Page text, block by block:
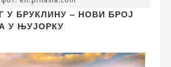
У БРУКЛИНУ – НОВИ БРОЈ
У ЊУЈОРКУ